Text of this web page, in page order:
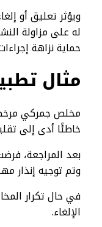
ويؤثر تعليق أو
له على مزاولة
حماية نزاهة
مثال
مخلص جمركي
خاطئًا أدى إلى
بعد المراجعة،
وتم توجيه إنذار
في حال تكرار
الإلغاء.